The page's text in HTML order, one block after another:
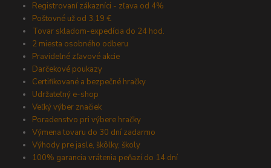
Registrovaní zákazníci - zľava od 4%
Poštovné už od 3,19 €
Tovar skladom-expedícia do 24 hod.
2 miesta osobného odberu
Pravidelné zľavové akcie
Darčekové poukazy
Certifikované a bezpečné hračky
Udržateľný e-shop
Veľký výber značiek
Poradenstvo pri výbere hračky
Výmena tovaru do 30 dní zadarmo
Výhody pre jasle, škôlky, školy
100% garancia vrátenia peňazí do 14 dní